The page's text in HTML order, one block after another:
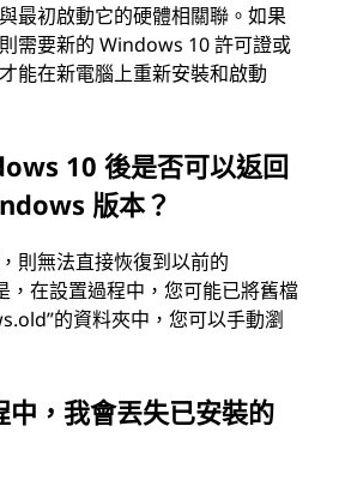
最初啟動它的硬體相關聯。如果
需要新的 Windows 10 許可證或
能在新電腦上重新安裝和啟動
10 後是否可以返回
版本？
則無法直接恢復到以前的
在設置過程中，您可能已將舊檔
的資料夾中，您可以手動瀏
中，我會丟失已安裝的